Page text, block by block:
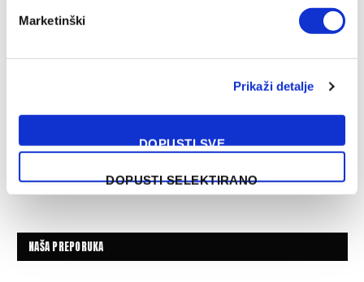
Marketinški
Prikaži detalje
DOPUSTI SVE
DOPUSTI SELEKTIRANO
NAŠA PREPORUKA